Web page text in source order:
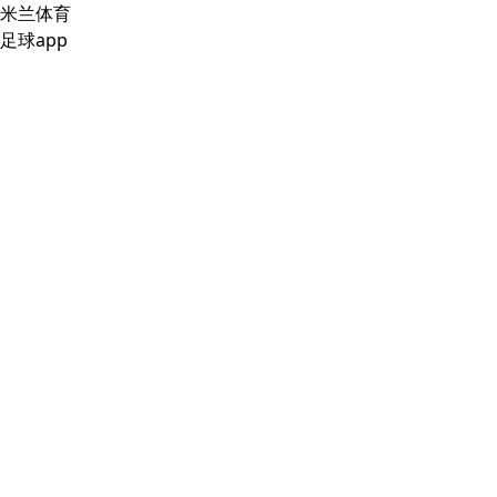
米兰体育
足球app